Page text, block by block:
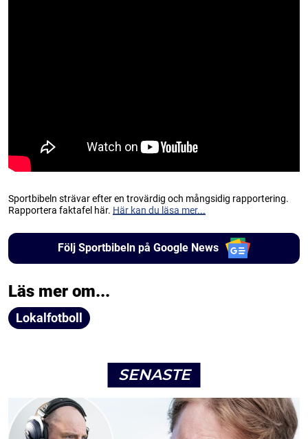
Sportbibeln strävar efter en trovärdig och mångsidig rapportering.
Rapportera faktafel här. Här kan du läsa mer...
Följ Sportbibeln på Google News
Läs mer om...
Lokalfotboll
SENASTE